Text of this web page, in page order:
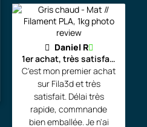
Daniel R
1er achat, très satisfait!!!
C'est mon premier achat
sur Fila3d et très
satisfait. Délai très
rapide, commnande
bien emballée. Je n'ai